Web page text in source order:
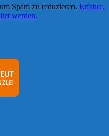
Spam zu reduzieren. Erfahre,
werden.